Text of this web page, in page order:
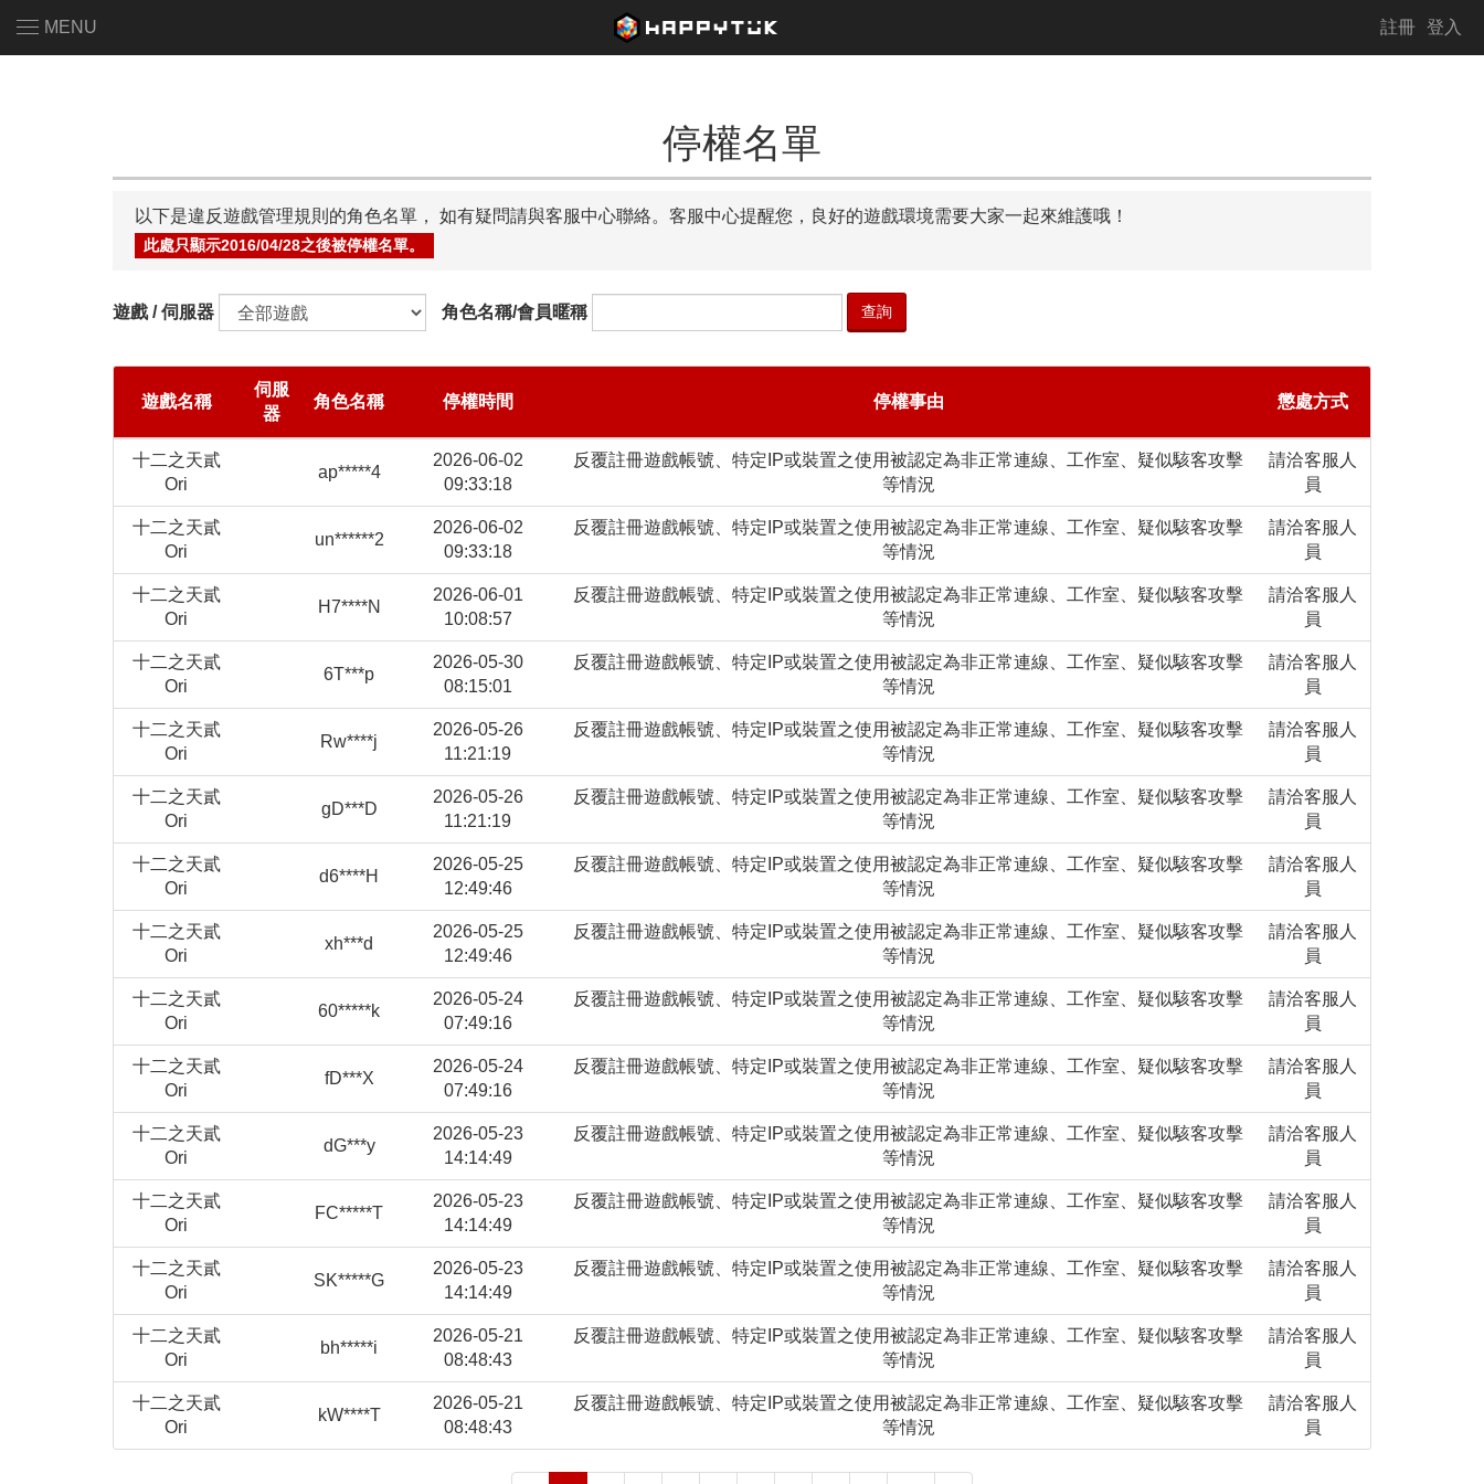
MENU 註冊 登入
停權名單
以下是違反遊戲管理規則的角色名單， 如有疑問請與客服中心聯絡。客服中心提醒您，良好的遊戲環境需要大家一起來維護哦！
此處只顯示2016/04/28之後被停權名單。
遊戲 / 伺服器 角色名稱/會員暱稱
遊戲名稱
伺服
器
角色名稱 停權時間 停權事由 懲處方式
十二之天貳
Ori
ap*****4
2026-06-02
09:33:18
反覆註冊遊戲帳號、特定IP或裝置之使用被認定為非正常連線、工作室、疑似駭客攻擊
等情況
請洽客服人
員
十二之天貳
Ori
un******2
2026-06-02
09:33:18
反覆註冊遊戲帳號、特定IP或裝置之使用被認定為非正常連線、工作室、疑似駭客攻擊
等情況
請洽客服人
員
十二之天貳
Ori
H7****N
2026-06-01
10:08:57
反覆註冊遊戲帳號、特定IP或裝置之使用被認定為非正常連線、工作室、疑似駭客攻擊
等情況
請洽客服人
員
十二之天貳
Ori
6T***p
2026-05-30
08:15:01
反覆註冊遊戲帳號、特定IP或裝置之使用被認定為非正常連線、工作室、疑似駭客攻擊
等情況
請洽客服人
員
十二之天貳
Ori
Rw****j
2026-05-26
11:21:19
反覆註冊遊戲帳號、特定IP或裝置之使用被認定為非正常連線、工作室、疑似駭客攻擊
等情況
請洽客服人
員
十二之天貳
Ori
gD***D
2026-05-26
11:21:19
反覆註冊遊戲帳號、特定IP或裝置之使用被認定為非正常連線、工作室、疑似駭客攻擊
等情況
請洽客服人
員
十二之天貳
Ori
d6****H
2026-05-25
12:49:46
反覆註冊遊戲帳號、特定IP或裝置之使用被認定為非正常連線、工作室、疑似駭客攻擊
等情況
請洽客服人
員
十二之天貳
Ori
xh***d
2026-05-25
12:49:46
反覆註冊遊戲帳號、特定IP或裝置之使用被認定為非正常連線、工作室、疑似駭客攻擊
等情況
請洽客服人
員
十二之天貳
Ori
60*****k
2026-05-24
07:49:16
反覆註冊遊戲帳號、特定IP或裝置之使用被認定為非正常連線、工作室、疑似駭客攻擊
等情況
請洽客服人
員
十二之天貳
Ori
fD***X
2026-05-24
07:49:16
反覆註冊遊戲帳號、特定IP或裝置之使用被認定為非正常連線、工作室、疑似駭客攻擊
等情況
請洽客服人
員
十二之天貳
Ori
dG***y
2026-05-23
14:14:49
反覆註冊遊戲帳號、特定IP或裝置之使用被認定為非正常連線、工作室、疑似駭客攻擊
等情況
請洽客服人
員
十二之天貳
Ori
FC*****T
2026-05-23
14:14:49
反覆註冊遊戲帳號、特定IP或裝置之使用被認定為非正常連線、工作室、疑似駭客攻擊
等情況
請洽客服人
員
十二之天貳
Ori
SK*****G
2026-05-23
14:14:49
反覆註冊遊戲帳號、特定IP或裝置之使用被認定為非正常連線、工作室、疑似駭客攻擊
等情況
請洽客服人
員
十二之天貳
Ori
bh*****i
2026-05-21
08:48:43
反覆註冊遊戲帳號、特定IP或裝置之使用被認定為非正常連線、工作室、疑似駭客攻擊
等情況
請洽客服人
員
十二之天貳
Ori
kW****T
2026-05-21
08:48:43
反覆註冊遊戲帳號、特定IP或裝置之使用被認定為非正常連線、工作室、疑似駭客攻擊
等情況
請洽客服人
員